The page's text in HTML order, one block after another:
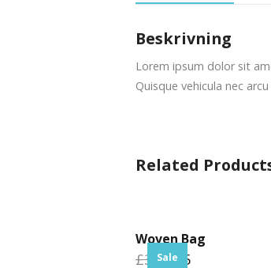
Beskrivning
Lorem ipsum dolor sit
Quisque vehicula nec
Related
Sale
Woven Bag
£32£25